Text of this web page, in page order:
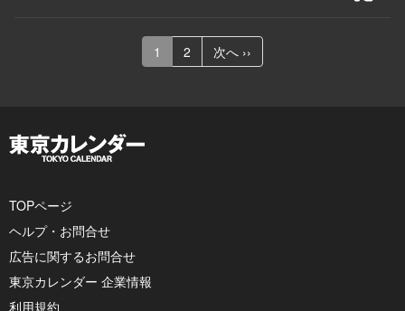
1 2 次へ ››
TOPページ
ヘルプ・お問合せ
広告に関するお問合せ
東京カレンダー 企業情報
利用規約